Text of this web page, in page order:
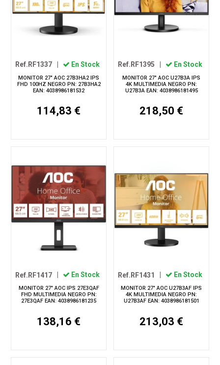
Ref.RF1337 | En Stock
MONITOR 27" AOC 27B3HA2 IPS
FHD 100HZ NEGRO PN: 27B3HA2
EAN: 4038986181532
114,83 €
Ref.RF1395 | En Stock
MONITOR 27" AOC U27B3A IPS
4K MULTIMEDIA NEGRO PN:
U27B3A EAN: 4038986181495
218,50 €
Ref.RF1417 En Stock
MONITOR 27" AOC IPS 27E3QAF
FHD MULTIMEDIA NEGRO PN:
27E3QAF EAN: 4038986181235
138,16 €
Ref.RF1431 En Stock
MONITOR 27" AOC U27B3AF IPS
4K MULTIMEDIA NEGRO PN:
U27B3AF EAN: 4038986181501
213,03 €